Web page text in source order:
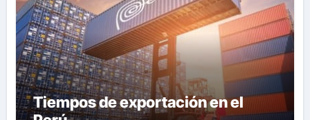
Tiempos de exportación en el